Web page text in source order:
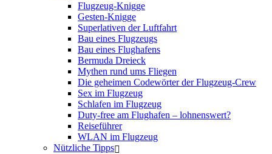
Flugzeug-Knigge
Gesten-Knigge
Superlativen der Luftfahrt
Bau eines Flugzeugs
Bau eines Flughafens
Bermuda Dreieck
Mythen rund ums Fliegen
Die geheimen Codewörter der Flugzeug-Crew
Sex im Flugzeug
Schlafen im Flugzeug
Duty-free am Flughafen – lohnenswert?
Reiseführer
WLAN im Flugzeug
Nützliche Tipps